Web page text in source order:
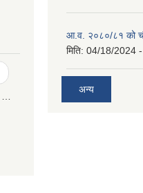
आ.व. २०८०/८१ को
मिति: 04/18/2024
अन्य